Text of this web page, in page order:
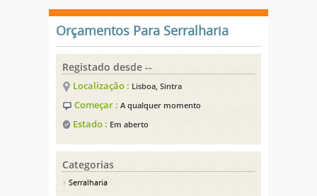
Orçamentos Para Serralharia
Registado desde --
Localização : Lisboa, Sintra
Começar : A qualquer momento
Estado : Em aberto
Categorias
Serralharia